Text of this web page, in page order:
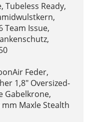
Tubeless Ready,
Team Issue,
Feder,
1,8" Oversized-
Gabelkrone,
Maxle Stealth